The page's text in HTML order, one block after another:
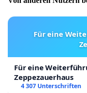
Für eine
Für eine
Zeppezauerhaus
4 307 Unterschriften